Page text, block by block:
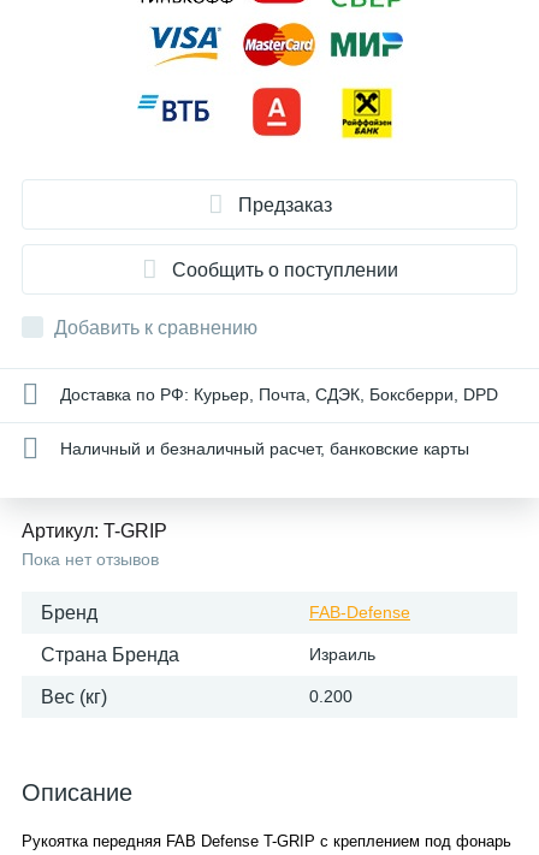
Предзаказ
Сообщить о поступлении
Добавить к сравнению
Доставка по РФ: Курьер, Почта, СДЭК, Боксберри, DPD
Наличный и безналичный расчет, банковские карты
Артикул: T-GRIP
Пока нет отзывов
Бренд FAB-Defense
Страна Бренда Израиль
Вес (кг) 0.200
Описание
Рукоятка передняя FAB Defense T-GRIP с креплением под фонарь